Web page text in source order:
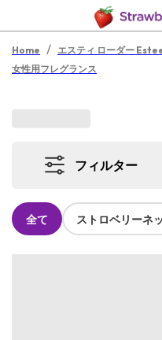
Home / エスティ ローダー
女性用フレグランス
フィルター
全て ストロベリーネ